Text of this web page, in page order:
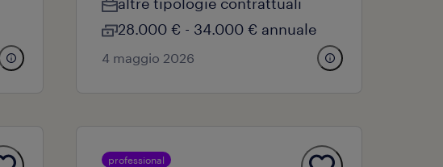
28.000 € - 34.000 € annuale
4 maggio 2026
professional